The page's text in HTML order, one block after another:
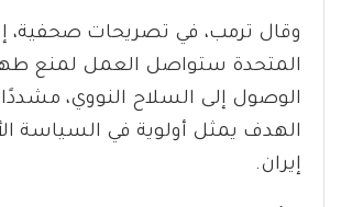
وقال ترمب، في تصريحات صحفية،
المتحدة ستواصل العمل لمنع
الوصول إلى السلاح النووي،
الهدف يمثل أولوية في السياسة
إيران.